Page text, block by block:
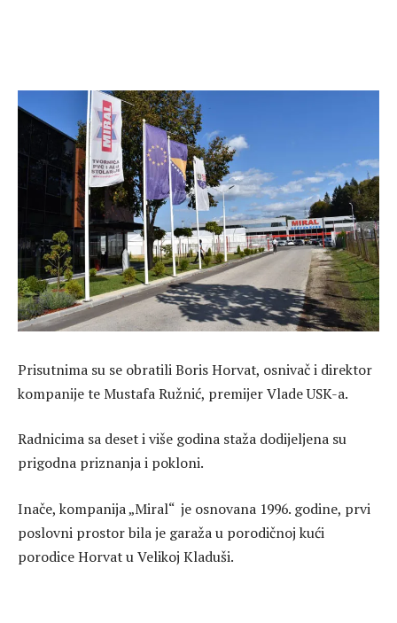
Prisutnima su se obratili Boris Horvat, osnivač i direktor
kompanije te Mustafa Ružnić, premijer Vlade USK-a.
Radnicima sa deset i više godina staža dodijeljena su
prigodna priznanja i pokloni.
Inače, kompanija „Miral“ je osnovana 1996. godine, prvi
poslovni prostor bila je garaža u porodičnoj kući
porodice Horvat u Velikoj Kladuši.